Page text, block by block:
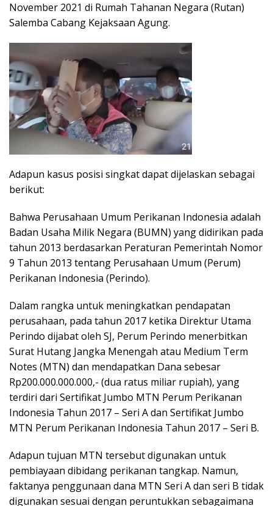
November 2021 di Rumah Tahanan Negara (Rutan)
Salemba Cabang Kejaksaan Agung.
Adapun kasus posisi singkat dapat dijelaskan sebagai
berikut:
Bahwa Perusahaan Umum Perikanan Indonesia adalah
Badan Usaha Milik Negara (BUMN) yang didirikan pada
tahun 2013 berdasarkan Peraturan Pemerintah Nomor
9 Tahun 2013 tentang Perusahaan Umum (Perum)
Perikanan Indonesia (Perindo).
Dalam rangka untuk meningkatkan pendapatan
perusahaan, pada tahun 2017 ketika Direktur Utama
Perindo dijabat oleh SJ, Perum Perindo menerbitkan
Surat Hutang Jangka Menengah atau Medium Term
Notes (MTN) dan mendapatkan Dana sebesar
Rp200.000.000.000,- (dua ratus miliar rupiah), yang
terdiri dari Sertifikat Jumbo MTN Perum Perikanan
Indonesia Tahun 2017 – Seri A dan Sertifikat Jumbo
MTN Perum Perikanan Indonesia Tahun 2017 – Seri B.
Adapun tujuan MTN tersebut digunakan untuk
pembiayaan dibidang perikanan tangkap. Namun,
faktanya penggunaan dana MTN Seri A dan seri B tidak
digunakan sesuai dengan peruntukkan sebagaimana